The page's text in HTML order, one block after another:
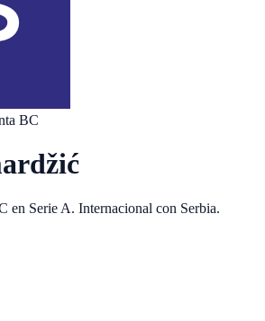
BC
en Serie A. Internacional con Serbia.